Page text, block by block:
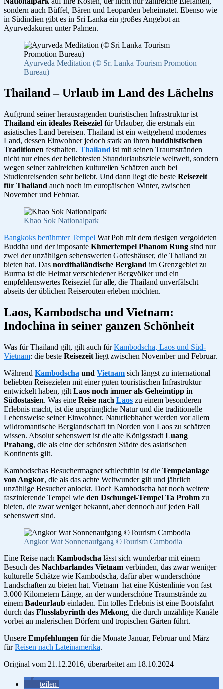
sondern auch Büffel, Bären und Leoparden beheimatet. Ebenso wie
in Südindien gibt es in Sri Lanka ein großes Angebot an
Ayurvedakuren unter Palmen.
Ayurveda Meditation (© Sri Lanka Tourism Promotion
Bureau)
Thailand – Urlaub im Land des Lächelns
Aufgrund seiner herausragenden touristischen Infrastruktur ist
Thailand ein ideales Reiseziel für Urlauber, die erstmals ein
asiatisches Land bereisen. Thailand ist ein weitgehend modernes
Land, dessen Einwohner jedoch stark an ihren buddhistischen
Traditionen festhalten. Thailand ist mit seinen Traumstränden
nicht nur eines der beliebtesten Strandurlaubsziele weltweit, sondern
wegen seiner zahlreichen kulturellen Schätzen auch bei
Studienreisenden sehr beliebt. Und dann liegt die beste Reisezeit
für Thailand auch noch im europäischen Winter, zwischen
November und Februar.
Khao Sok Nationalpark
Bangkoks berühmter Tempel Wat Poh mit dem riesigen vergoldeten
Buddha und der imposante Khmertempel Phanom Rung sind nur
zwei der unzähligen sehenswerten Gotteshäuser, die Thailand zu
bieten hat. Das nordthailändische Bergland im Grenzgebiet zu
Burma ist die Heimat verschiedener Bergvölker und ein
empfehlenswertes Reiseziel für alle, die Thailand unverfälscht
abseits der üblichen Reiserouten erleben möchten.
Laos, Kambodscha und Vietnam:
Indochina in seiner ganzen Schönheit
Was für Thailand gilt, gilt auch fürKambodscha, Laos und Süd-
Vietnam: die beste Reisezeit liegt zwischen November und Februar.
Während Kambodscha und Vietnam sich längst zu international
beliebten Reisezielen mit einer guten touristischen Infrastruktur
entwickelt haben, gilt Laos noch immer als Geheimtipp in
Südostasien. Was eine Reise nach Laos zu einem besonderen
Erlebnis macht, ist die ursprüngliche Natur und die traditionelle
Lebensweise seiner Einwohner. Naturliebhaber werden vor allem
wildromantische Berglandschaft im Norden von Laos zu schätzen
wissen. Absolut sehenswert ist die alte Königsstadt Luang
Prabang, die als eine der schönsten Städte des asiatischen
Kontinents gilt.
Kambodschas Besuchermagnet schlechthin ist die Tempelanlage
von Angkor, die als das achte Weltwunder gilt und jährlich
unzählige Besucher anlockt. Doch Kambodscha hat noch weitere
faszinierende Tempel wie den Dschungel-Tempel Ta Prohm zu
bieten, die zwar weniger bekannt, aber dennoch auf jeden Fall
sehenswert sind.
Angkor Wat Sonnenaufgang ©Tourism Cambodia
Eine Reise nach Kambodscha lässt sich wunderbar mit einem
Besuch des Nachbarlandes Vietnam verbinden, das zwar weniger
kulturelle Schätze wie Kambodscha, dafür aber wunderschöne
Landschaften zu bieten hat. Vietnam hat eine Küstenlinie von fast
3.000 Kilometern Länge, an der wunderschöne Traumstrände zu
einem Badeurlaub einladen. Ein tolles Erlebnis ist eine Bootsfahrt
durch das Flusslabyrinth des Mekong, die durch unzählige Kanäle
vorbei an malerischen Dörfern und tropischen Gärten führt.
Unsere Empfehlungen für die Monate Januar, Februar und März
fürReisen nach Lateinamerika.
Original vom 21.12.2016, überarbeitet am 18.10.2024
teilen